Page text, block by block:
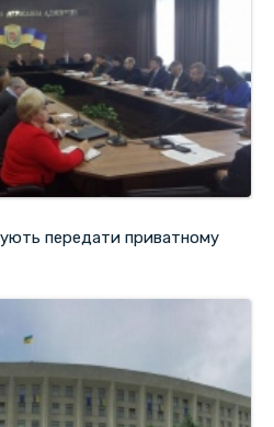
передати приватному